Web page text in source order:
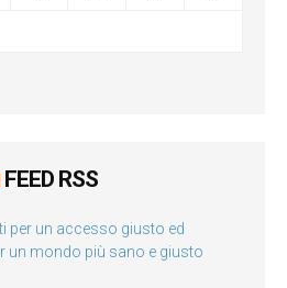
FEED RSS
per un accesso giusto ed
un mondo più sano e giusto